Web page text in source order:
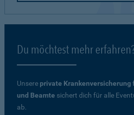
Du möchtest mehr
Unsere private
und Beamte sichert dich für alle
ab.